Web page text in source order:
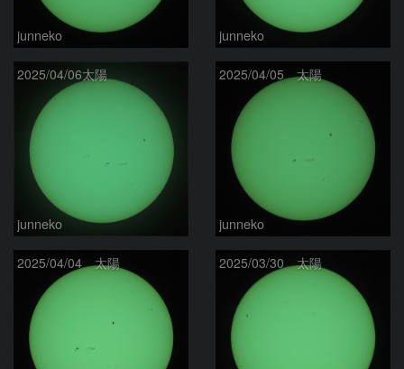
junneko junneko
2025/04/06太陽
junneko
2025/04/05 太陽
junneko
2025/04/04 太陽 2025/03/30 太陽